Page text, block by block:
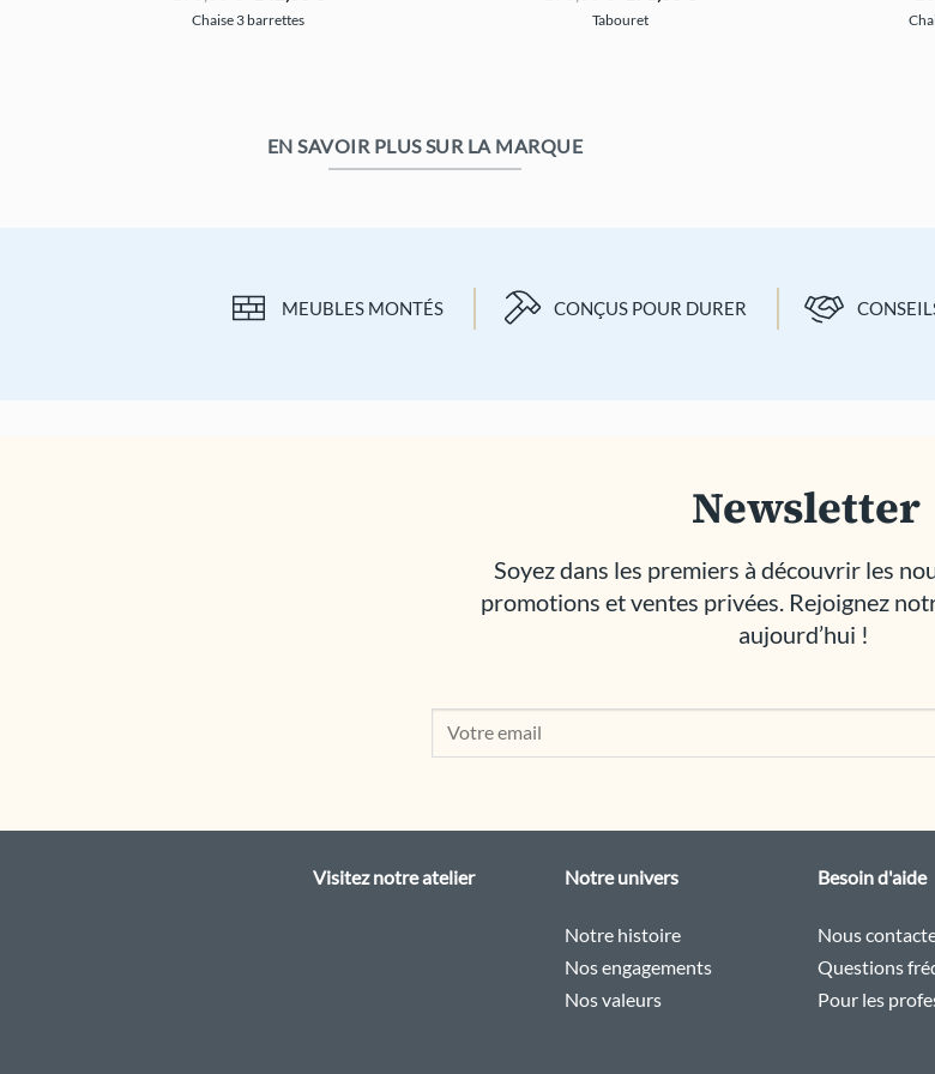
initial
Chaise 3 barrettes
initial
Tabouret
EN SAVOIR PLUS SUR LA MARQUE
MEUBLES MONTÉS CONÇUS POUR DURER
Newsletter
Soyez dans les premiers à découvrir les
promotions et ventes privées. Rejoignez
aujourd’hui !
Visitez notre atelier Notre univers
Notre histoire
Nos engagements
Nos valeurs
Besoin d'aide
Nous
Questions
Pour les